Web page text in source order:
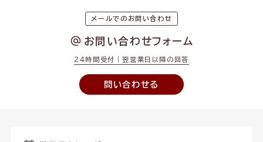
メールでのお問い合わせ
お問い合わせフォーム
24時間受付｜翌営業日以降の回答
問い合わせる